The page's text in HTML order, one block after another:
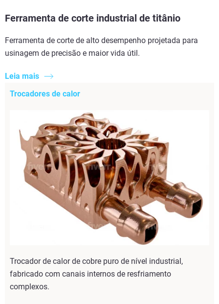
Ferramenta de corte industrial de titânio
Ferramenta de corte de alto desempenho projetada para
usinagem de precisão e maior vida útil.
Leia mais
Trocadores de calor
Trocador de calor de cobre puro de nível industrial,
fabricado com canais internos de resfriamento
complexos.